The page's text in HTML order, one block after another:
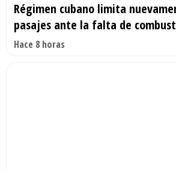
Régimen cubano limita
pasajes ante la falta de
Hace 8 horas